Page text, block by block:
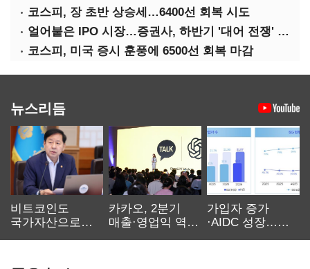
코스피, 장 초반 상승세…6400선 회복 시도
얼어붙은 IPO 시장…증권사, 하반기 '대어 전쟁' 기대
코스피, 미국 증시 훈풍에 6500선 회복 마감
뉴스리듬
비트코인도
국가자산으로…'
카카오, 2분기
매출·영업익 역대
가입자 증가
·AIDC 성장…